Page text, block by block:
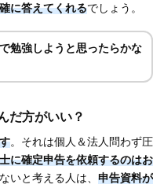
に答えてくれるでしょう。
勉強しようと思ったらかな
だ方がいい？
。それは個人＆法人問わず圧
に確定申告を依頼するのはお
いと考える人は、 申告資料が